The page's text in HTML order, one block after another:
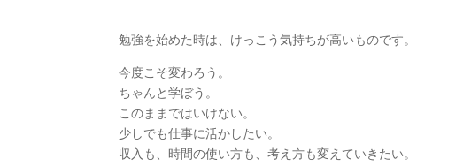
勉強を始めた時は、けっこう気持ちが高いものです。
今度こそ変わろう。
ちゃんと学ぼう。
このままではいけない。
少しでも仕事に活かしたい。
収入も、時間の使い方も、考え方も変えていきたい。